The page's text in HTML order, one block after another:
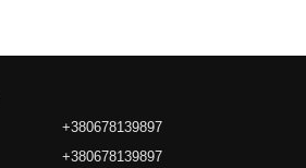
+380678139897
+380678139897